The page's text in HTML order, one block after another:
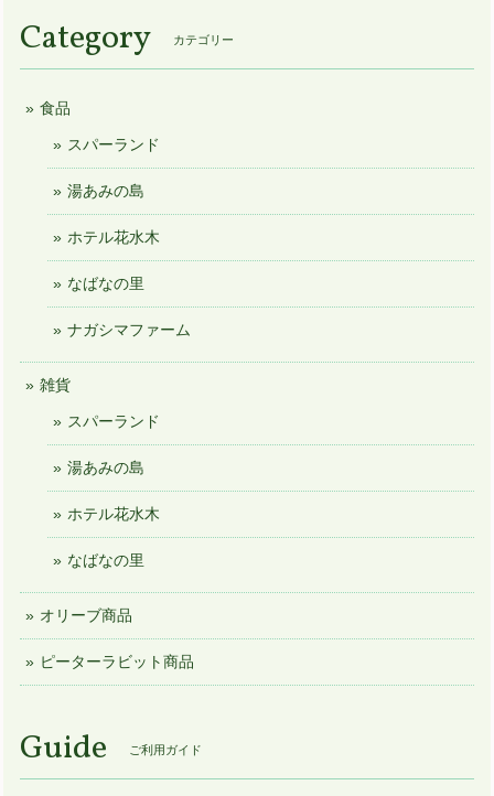
Category カテゴリー
食品
スパーランド
湯あみの島
ホテル花水木
なばなの里
ナガシマファーム
雑貨
スパーランド
湯あみの島
ホテル花水木
なばなの里
オリーブ商品
ピーターラビット商品
Guide ご利用ガイド